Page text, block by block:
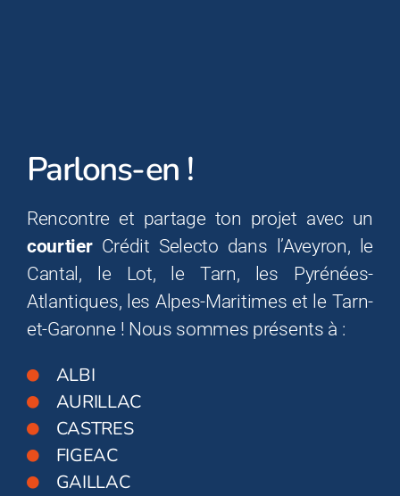
Parlons-en !
Rencontre et partage ton projet avec un
courtier Crédit Selecto dans l’Aveyron, le
Cantal, le Lot, le Tarn, les Pyrénées-
Atlantiques, les Alpes-Maritimes et le Tarn-
et-Garonne ! Nous sommes présents à :
ALBI
AURILLAC
CASTRES
FIGEAC
GAILLAC